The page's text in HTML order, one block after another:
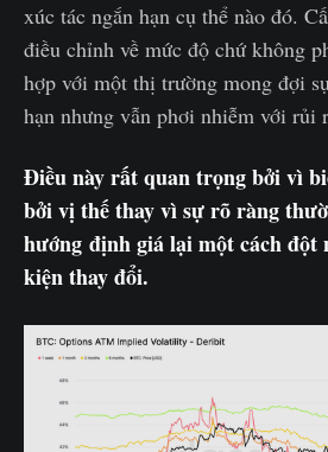
xúc tác ngắn hạn cụ thể nào đó.
điều chỉnh về mức độ chứ không
hợp với một thị trường mong đợi
hạn nhưng vẫn phơi nhiễm với rủi
Điều này rất quan trọng bởi vì
bởi vị thế thay vì sự rõ ràng
hướng định giá lại một cách đột
kiện thay đổi.